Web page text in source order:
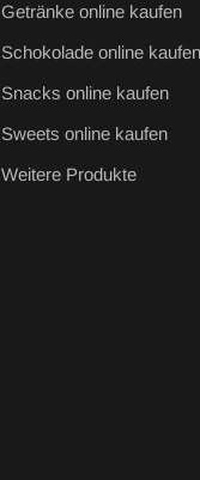
Getränke online kaufen
Schokolade online kaufen
Snacks online kaufen
Sweets online kaufen
Weitere Produkte